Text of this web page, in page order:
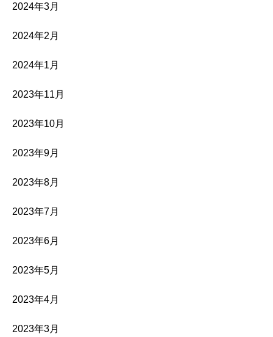
2024年3月
2024年2月
2024年1月
2023年11月
2023年10月
2023年9月
2023年8月
2023年7月
2023年6月
2023年5月
2023年4月
2023年3月